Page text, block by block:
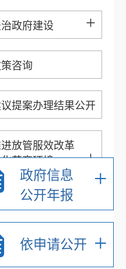
政府建设 +
咨询
提案办理结果公开
放管服效改革
营商环境
+
政信息
有效投资
政府信息
公开年报
+
依申请公开 +